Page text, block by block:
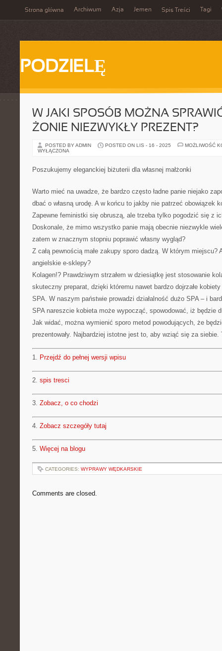
Strona główna Archiwum Azja Jemen Spis Treści Tagi
PODZIELĘ
W JAKI SPOSÓB MOŻNA
ŻONIE NIEZWYKŁY PREZENT?
POSTED BY ADMIN POSTED ON LIS - 16 - 2025
MOŻLIWOŚĆ
WYŁĄCZONA
Poszukujemy eleganckiej biżuterii dla własnej małżonki
Warto mieć na uwadze, że bardzo często ładne panie niejako
dbać o własną urodę. A w końcu to jakby nie patrzeć obowiązek
Zapewne feministki się obruszą, ale trzeba tylko pogodzić się z
Doskonale, że mimo wszystko panie mają obecnie niezwykle
zatem w znacznym stopniu poprawić własny wygląd?
Z całą pewnością małe zakupy sporo dadzą. W którym miejscu?
angielskie e-sklepy?
Kolagen!? Prawdziwym strzałem w dziesiątkę jest stosowanie
skuteczny preparat, dzięki któremu nawet bardzo dojrzałe
SPA. W naszym państwie prowadzi działalność dużo SPA – i
SPA nareszcie kobieta może wypocząć, spowodować, iż będzie
Jak widać, można wymienić sporo metod powodujących, że
prezentowały. Najbardziej istotne jest to, aby wziąć się za
1. Przejdź do pełnej wersji wpisu
2. spis tresci
3. Zobacz, o co chodzi
4. Zobacz szczegóły tutaj
5. Więcej na blogu
CATEGORIES: WYPRAWY WĘDKARSKIE
Comments are closed.